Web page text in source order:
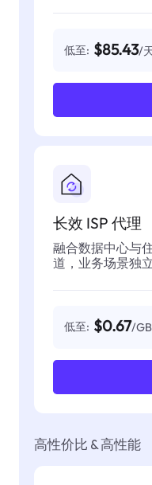
低至: $85.43/
长效 ISP 代理
融合数据中心与
道，业务场景独立
低至: $0.67/GB
高性价比 & 高性能